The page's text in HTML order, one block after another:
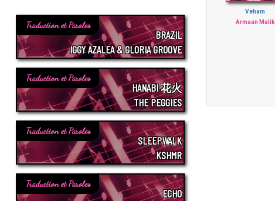
Veham
Armaan Malik
Traduction et Paroles
BRAZIL
IGGY AZALEA & GLORIA GROOVE
Traduction et Paroles
HANABI 花火
THE PEGGIES
Traduction et Paroles
SLEEPWALK
KSHMR
Traduction et Paroles
ECHO